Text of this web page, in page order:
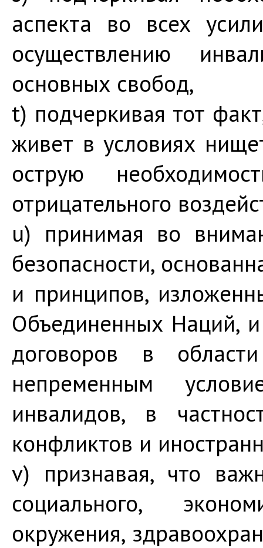
аспекта во всех
осуществлению
основных свобод,
t) подчеркивая тот
живет в условиях
острую
отрицательного
u) принимая во
безопасности,
и принципов,
Объединенных Наций,
договоров в
непременным
инвалидов, в
конфликтов и
v) признавая, что
социального,
окружения,